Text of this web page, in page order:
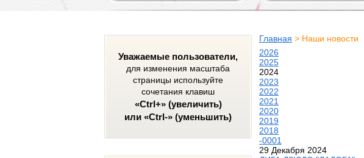
Уважаемые пользователи,
для изменения масштаба
страницы используйте
сочетания клавиш
«Ctrl+» (увеличить)
или «Ctrl-» (уменьшить)
Главная > Наши новости
2026
2025
2024
2023
2022
2021
2020
2019
2018
-0001
29 Декабря 2024